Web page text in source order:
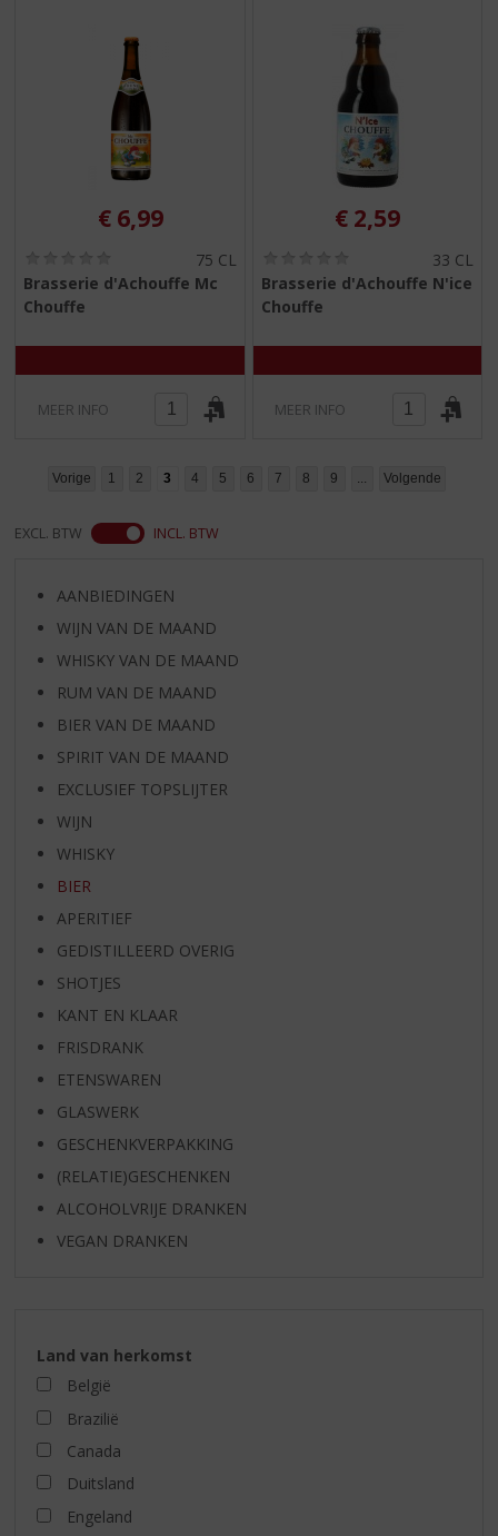
€ 6,99
,
5
75 CL
Brasserie d'Achouffe Mc
Chouffe
MEER INFO
€ 2,59
,
5
33 CL
Brasserie d'Achouffe N'ice
Chouffe
MEER INFO
Vorige 1 2 3 4 5 6 7 8 9 ... Volgende
EXCL. BTW INCL. BTW
AANBIEDINGEN
WIJN VAN DE MAAND
WHISKY VAN DE MAAND
RUM VAN DE MAAND
BIER VAN DE MAAND
SPIRIT VAN DE MAAND
EXCLUSIEF TOPSLIJTER
WIJN
WHISKY
BIER
APERITIEF
GEDISTILLEERD OVERIG
SHOTJES
KANT EN KLAAR
FRISDRANK
ETENSWAREN
GLASWERK
GESCHENKVERPAKKING
(RELATIE)GESCHENKEN
ALCOHOLVRIJE DRANKEN
VEGAN DRANKEN
Land van herkomst
België
Brazilië
Canada
Duitsland
Engeland